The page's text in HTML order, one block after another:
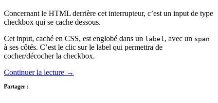
Concernant le HTML derrière cet interrupteur, c’est un input de type
checkbox qui se cache dessous.
Cet input, caché en CSS, est englobé dans un label, avec un span
à ses côtés. C’est le clic sur le label qui permettra de
cocher/décocher la checkbox.
Continuer la lecture →
Partager :